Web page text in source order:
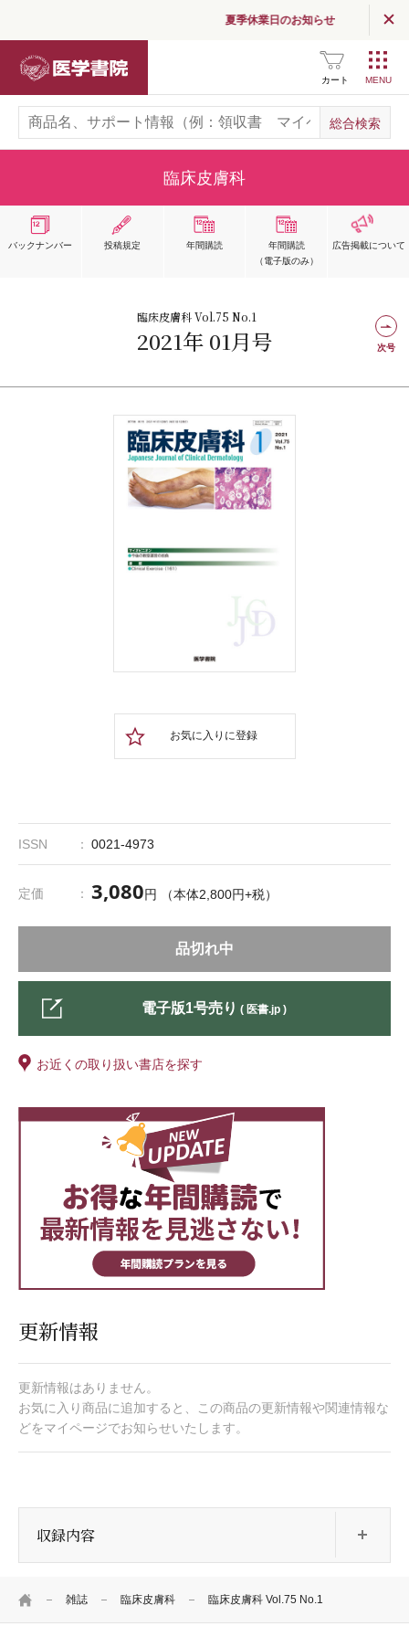
夏季休業日のお知らせ
カート
HOME 雑誌 臨床皮膚科 臨床皮膚科 Vol.75 No.1
臨床皮膚科
バックナンバー 投稿規定 年間購読
年間購読
（電子版のみ）
広告掲載について
臨床皮膚科 Vol.75 No.1
2021年 01月号 次号
お気に入りに登録
ISSN 0021-4973
定価 3,080円 （本体2,800円+税）
品切れ中
電子版1号売り ( 医書.jp )
お近くの取り扱い書店を探す
更新情報
更新情報はありません。
お気に入り商品に追加すると、この商品の更新情報や関連情報な
どをマイページでお知らせいたします。
収録内容